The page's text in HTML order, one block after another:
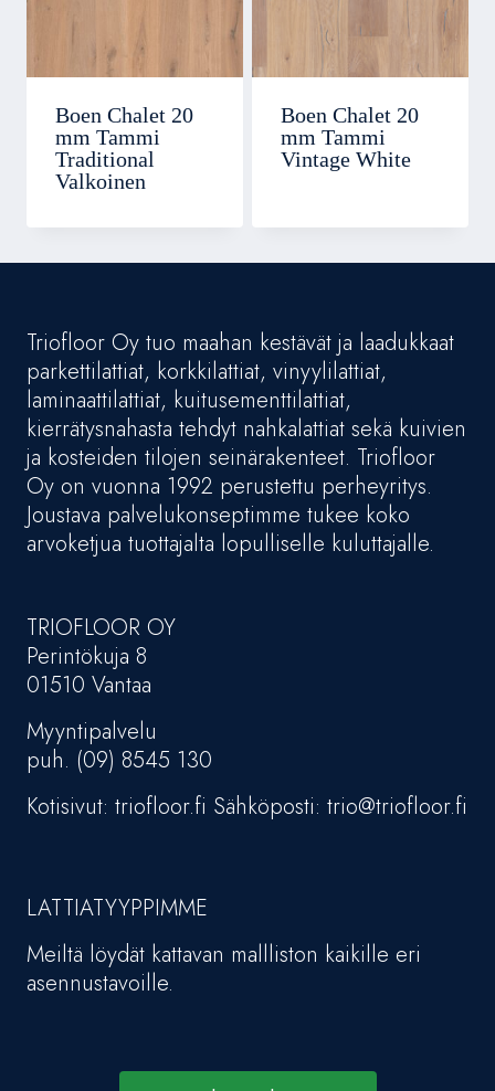
Boen Chalet 20
mm Tammi
Traditional
Valkoinen
Boen Chalet 20
mm Tammi
Vintage White
Triofloor Oy tuo maahan kestävät ja laadukkaat
parkettilattiat, korkkilattiat, vinyylilattiat,
laminaattilattiat, kuitusementtilattiat,
kierrätysnahasta tehdyt nahkalattiat sekä kuivien
ja kosteiden tilojen seinärakenteet. Triofloor
Oy on vuonna 1992 perustettu perheyritys.
Joustava palvelukonseptimme tukee koko
arvoketjua tuottajalta lopulliselle kuluttajalle.
TRIOFLOOR OY
Perintökuja 8
01510 Vantaa
Myyntipalvelu
puh. (09) 8545 130
Kotisivut: triofloor.fi Sähköposti: trio@triofloor.fi
LATTIATYYPPIMME
Meiltä löydät kattavan mallliston kaikille eri
asennustavoille.